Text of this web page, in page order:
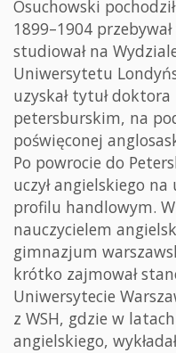
Osuchowski
1899–1904
studiował na
Uniwersytetu
uzyskał tytuł
petersburskim, na
poświęconej
Po powrocie do
uczył angielskiego
profilu handlowym.
nauczycielem
gimnazjum
krótko zajmował
Uniwersytecie
z WSH, gdzie w
angielskiego,